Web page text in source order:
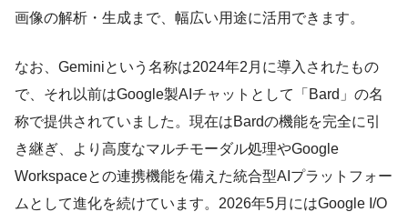
画像の解析・生成まで、幅広い用途に活用できます。
なお、Geminiという名称は2024年2月に導入されたもの
で、それ以前はGoogle製AIチャットとして「Bard」の名
称で提供されていました。現在はBardの機能を完全に引
き継ぎ、より高度なマルチモーダル処理やGoogle
Workspaceとの連携機能を備えた統合型AIプラットフォー
ムとして進化を続けています。2026年5月にはGoogle I/O